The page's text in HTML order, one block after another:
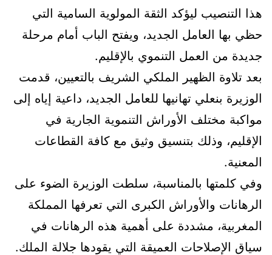
هذا التنصيب ليؤكد الثقة المولوية السامية التي
حظي بها العامل الجديد، ويفتح الباب أمام مرحلة
جديدة من العمل التنموي بالإقليم.
بعد تلاوة الظهير الملكي الشريف بالتعيين، قدمت
الوزيرة بنعلي تهانيها للعامل الجديد، داعية إياه إلى
مواكبة مختلف الأوراش التنموية الجارية في
الإقليم، وذلك بتنسيق وثيق مع كافة القطاعات
المعنية.
وفي كلمتها بالمناسبة، سلطت الوزيرة الضوء على
الرهانات والأوراش الكبرى التي تعرفها المملكة
المغربية، مشددة على أهمية هذه الرهانات في
سياق الإصلاحات العميقة التي يقودها جلالة الملك.